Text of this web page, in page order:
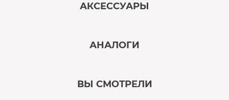
АКСЕССУАРЫ
АНАЛОГИ
ВЫ СМОТРЕЛИ